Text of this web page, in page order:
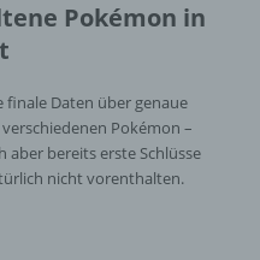
Pokémon in
finale Daten über genaue
Pokémon –
aber bereits erste Schlüsse
nicht vorenthalten.